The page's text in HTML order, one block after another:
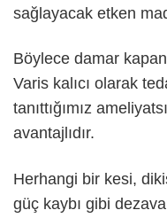
sağlayacak etken
Böylece damar
Varis kalıcı olarak
tanıttığımız
avantajlıdır.
Herhangi bir kesi,
güç kaybı gibi